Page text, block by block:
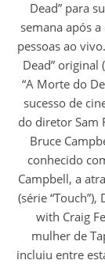
Dead” para
semana após
pessoas ao
Dead”
“A Morte do
sucesso de
do diretor Sam
Bruce
conhecido
Campbell, a
(série
with Craig
mulher de
incluiu entre